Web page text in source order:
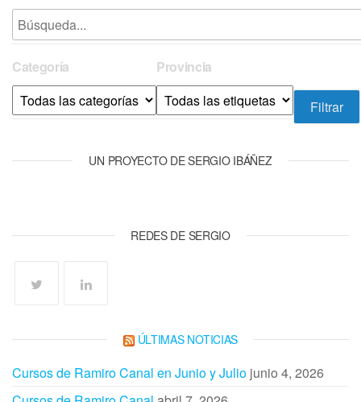
Categoría Provincia
UN PROYECTO DE SERGIO IBÁÑEZ
REDES DE SERGIO
ÚLTIMAS NOTICIAS
Cursos de Ramiro Canal en Junio y Julio junio 4, 2026